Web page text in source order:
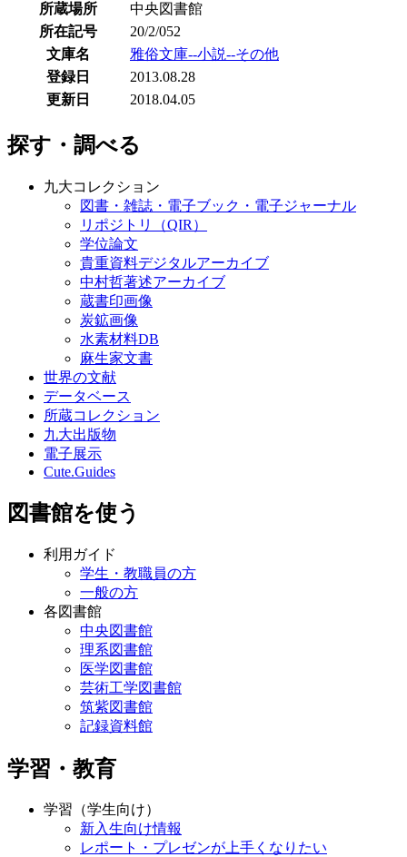
所蔵場所
中央図書館
所在記号
20/2/052
文庫名
雅俗文庫--小説--その他
登録日
2013.08.28
更新日
2018.04.05
探す・調べる
九大コレクション
図書・雑誌・電子ブック・電子ジャーナル
リポジトリ（QIR）
学位論文
貴重資料デジタルアーカイブ
中村哲著述アーカイブ
蔵書印画像
炭鉱画像
水素材料DB
麻生家文書
世界の文献
データベース
所蔵コレクション
九大出版物
電子展示
Cute.Guides
図書館を使う
利用ガイド
学生・教職員の方
一般の方
各図書館
中央図書館
理系図書館
医学図書館
芸術工学図書館
筑紫図書館
記録資料館
学習・教育
学習（学生向け）
新入生向け情報
レポート・プレゼンが上手くなりたい